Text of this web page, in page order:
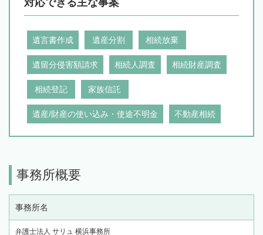
遺言書作成 遺産分割 相続放棄
遺留分侵害額請求 相続人調査 相続財産調査
相続登記 家族信託
遺産/財産の使い込み・使途不明金 不動産相続
事務所概要
事務所名
弁護士法人 サリュ 横浜事務所